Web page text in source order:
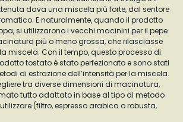
dava una miscela più forte, dal sentore
E naturalmente, quando il prodotto
si utilizzarono i vecchi macinini per il pepe
più o meno grossa, che rilasciasse
miscela. Con il tempo, questo processo di
tostato è stato perfezionato e sono stati
di estrazione dell’intensità per la miscela.
tra diverse dimensioni di macinatura,
tutto adattato in base al tipo di metodo
(filtro, espresso arabica o robusta,